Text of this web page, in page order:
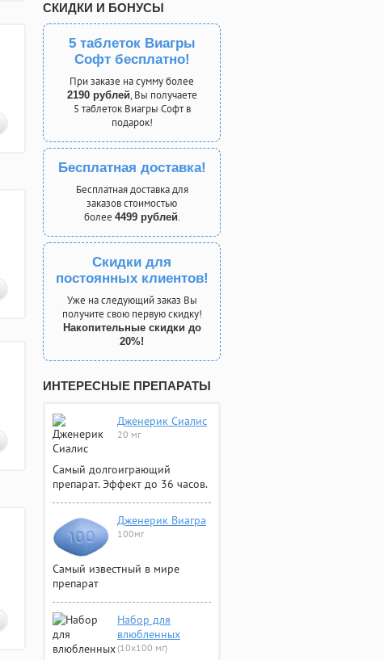
СКИДКИ И БОНУСЫ
5 таблеток Виагры
Софт бесплатно!
При заказе на сумму более
2190 рублей, Вы получаете
5 таблеток Виагры Софт в
подарок!
Бесплатная доставка!
Бесплатная доставка для
заказов стоимостью
более 4499 рублей.
Скидки для
постоянных клиентов!
Уже на следующий заказ Вы
получите свою первую скидку!
Накопительные скидки до
20%!
ИНТЕРЕСНЫЕ ПРЕПАРАТЫ
Дженерик Сиалис
20 мг
Самый долгоиграющий
препарат. Эффект до 36 часов.
Дженерик Виагра
100мг
Самый известный в мире
препарат
Набор для
влюбленных
(10х100 мг)